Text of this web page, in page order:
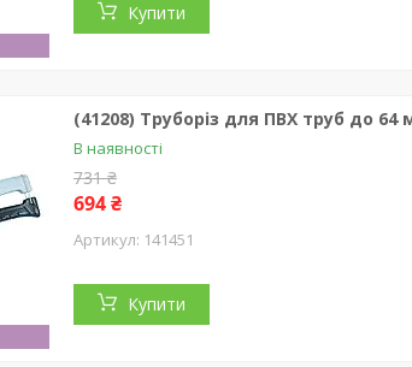
Купити
(41208) Труборіз для ПВХ труб до 64
В наявності
731 ₴
694 ₴
141451
Купити